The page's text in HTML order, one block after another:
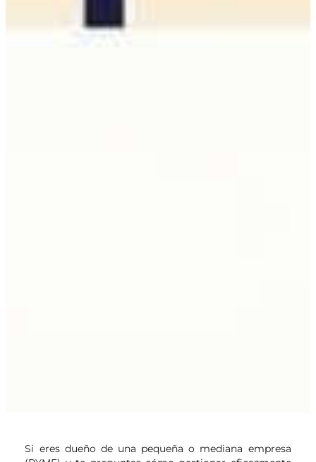
Si eres dueño de una pequeña o mediana empresa